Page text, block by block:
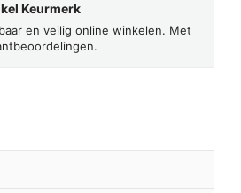
Keurmerk
en veilig online winkelen. Met